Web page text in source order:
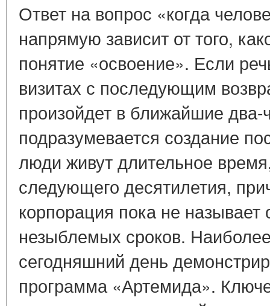
Ответ на вопрос «когда
напрямую зависит от того,
понятие «освоение». Если
визитах с последующим
произойдет в ближайшие
подразумевается создание
люди живут длительное
следующего десятилетия,
корпорация пока не называет
незыблемых сроков.
сегодняшний день
программа «Артемида».